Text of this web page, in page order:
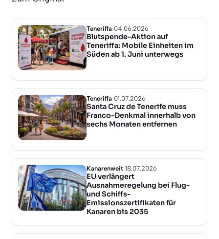
Teneriffa 04.06.2026
Blutspende-Aktion auf
Teneriffa: Mobile Einheiten im
Süden ab 1. Juni unterwegs
Teneriffa 01.07.2026
Santa Cruz de Tenerife muss
Franco-Denkmal innerhalb von
sechs Monaten entfernen
Kanarenweit 18.07.2026
EU verlängert
Ausnahmeregelung bei Flug-
und Schiffs-
Emissionszertifikaten für
Kanaren bis 2035